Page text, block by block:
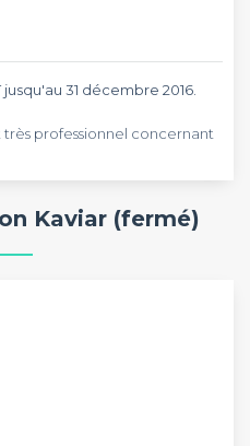
31 décembre 2016.
professionnel concernant
des conférences,
repas assis.
Kaviar (fermé)